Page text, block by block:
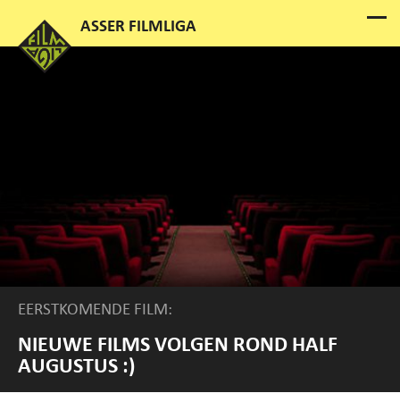
EERSTKOMENDE FILM:
NIEUWE FILMS VOLGEN ROND HALF
AUGUSTUS :)